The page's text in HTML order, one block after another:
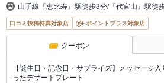
山手線『恵比寿』駅徒歩3分/『代官山』駅徒
口コミ投稿特典対象店 ポイントプラス対象店
クーポン
【誕生日・記念日・サプライズ】メッセージ
ったデザートプレート